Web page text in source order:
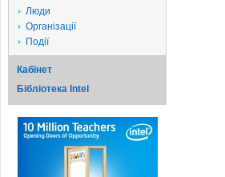
Люди
Організації
Події
Кабінет
Бібліотека Intel